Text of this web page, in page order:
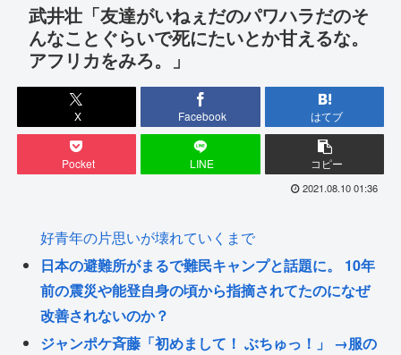
武井壮「友達がいねぇだのパワハラだのそ
んなことぐらいで死にたいとか甘えるな。
アフリカをみろ。」
X Facebook はてブ
Pocket LINE コピー
2021.08.10 01:36
好青年の片思いが壊れていくまで
日本の避難所がまるで難民キャンプと話題に。 10年
前の震災や能登自身の頃から指摘されてたのになぜ
改善されないのか？
ジャンポケ斉藤「初めまして！ ぶちゅっ！」 →服の